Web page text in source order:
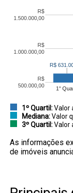
1°
R$
500.000,00
R$
1.000.000,00
R$
1.500.000,00
R$
R$
1º Quartil:Valor
Mediana:Valor
3º Quartil:Valor
As informações
de imóveis